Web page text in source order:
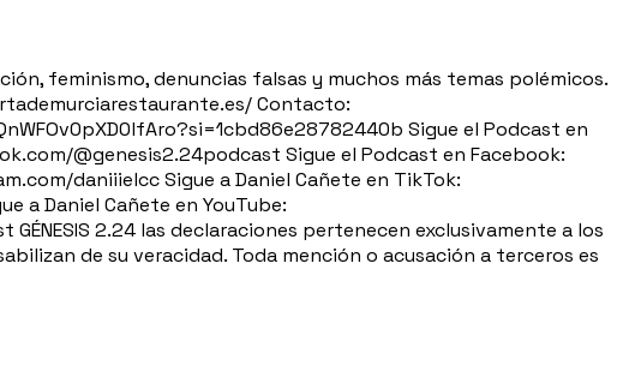
feminismo, denuncias falsas y muchos más temas polémicos.
Contacto:
Sigue el Podcast en
@genesis2.24podcast Sigue el Podcast en Facebook:
daniiielcc Sigue a Daniel Cañete en TikTok:
a Daniel Cañete en YouTube:
2.24 las declaraciones pertenecen exclusivamente a los
de su veracidad. Toda mención o acusación a terceros es